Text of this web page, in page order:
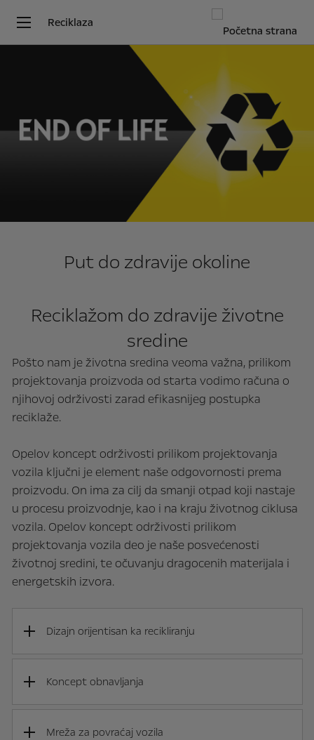
Reciklaza
Put do zdravije okoline
Reciklažom do zdravije životne
sredine
Pošto nam je životna sredina veoma važna, prilikom
projektovanja proizvoda od starta vodimo računa o
njihovoj održivosti zarad efikasnijeg postupka
reciklaže.
Opelov koncept održivosti prilikom projektovanja
vozila ključni je element naše odgovornosti prema
proizvodu. On ima za cilj da smanji otpad koji nastaje
u procesu proizvodnje, kao i na kraju životnog ciklusa
vozila. Opelov koncept održivosti prilikom
projektovanja vozila deo je naše posvećenosti
životnoj sredini, te očuvanju dragocenih materijala i
energetskih izvora.
Dizajn orijentisan ka recikliranju
Koncept obnavljanja
Mreža za povraćaj vozila